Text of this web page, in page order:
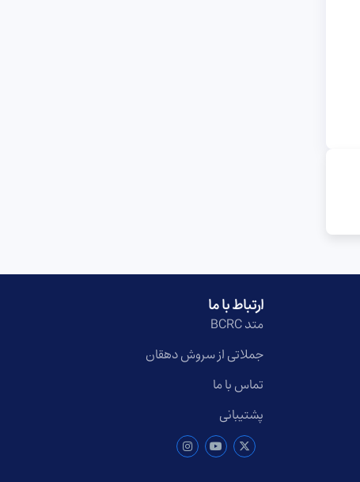
ارتباط با ما
متد BCRC
جملاتی از سروش دهقان
تماس با ما
پشتیبانی